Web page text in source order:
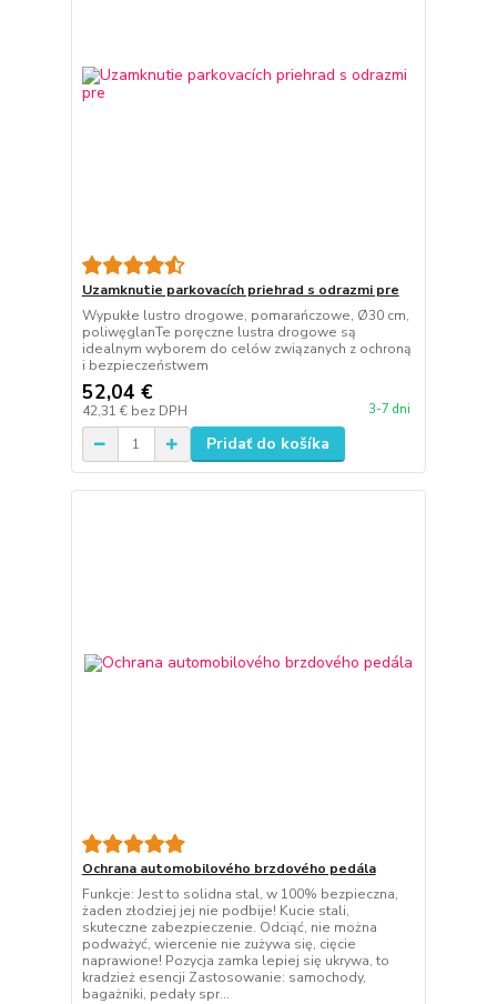
Uzamknutie parkovacích priehrad s odrazmi pre
Wypukłe lustro drogowe, pomarańczowe, Ø30 cm,
poliwęglanTe poręczne lustra drogowe są
idealnym wyborem do celów związanych z ochroną
i bezpieczeństwem
52,04 €
42,31 € bez DPH 3-7 dni
Pridať do košíka
Ochrana automobilového brzdového pedála
Funkcje: Jest to solidna stal, w 100% bezpieczna,
żaden złodziej jej nie podbije! Kucie stali,
skuteczne zabezpieczenie. Odciąć, nie można
podważyć, wiercenie nie zużywa się, cięcie
naprawione! Pozycja zamka lepiej się ukrywa, to
kradzież esencji Zastosowanie: samochody,
bagażniki, pedały spr...